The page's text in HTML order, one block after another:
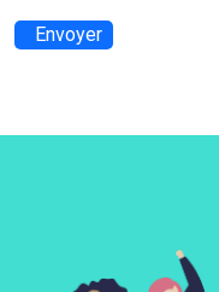
Envoyer